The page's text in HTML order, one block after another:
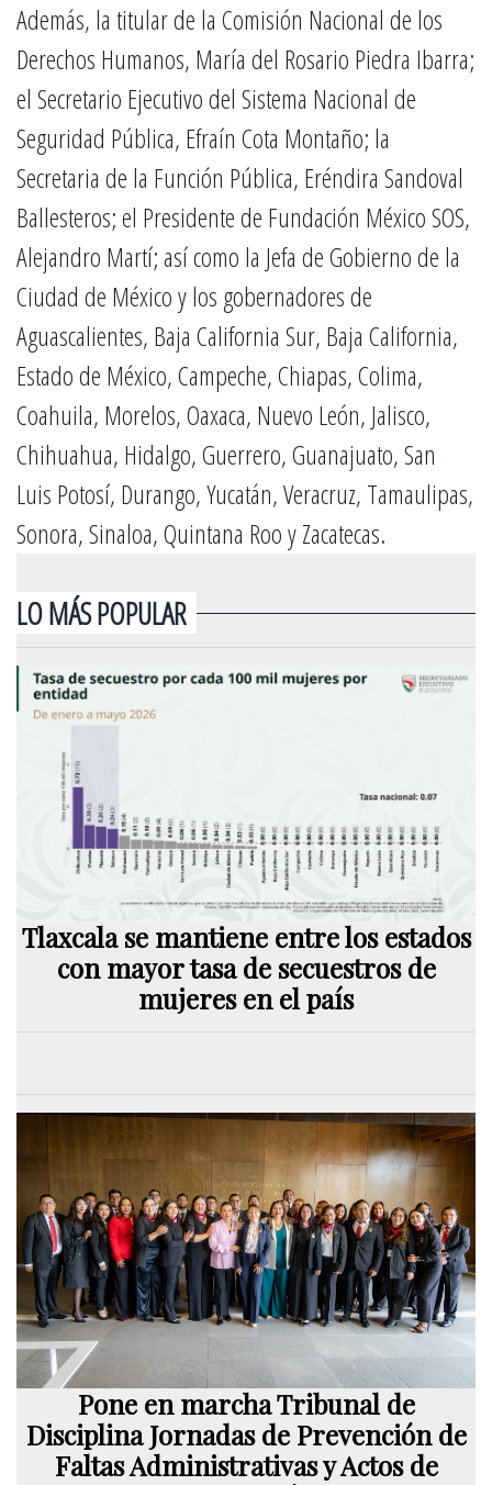
Además, la titular de la Comisión Nacional de los
Derechos Humanos, María del Rosario Piedra Ibarra;
el Secretario Ejecutivo del Sistema Nacional de
Seguridad Pública, Efraín Cota Montaño; la
Secretaria de la Función Pública, Eréndira Sandoval
Ballesteros; el Presidente de Fundación México SOS,
Alejandro Martí; así como la Jefa de Gobierno de la
Ciudad de México y los gobernadores de
Aguascalientes, Baja California Sur, Baja California,
Estado de México, Campeche, Chiapas, Colima,
Coahuila, Morelos, Oaxaca, Nuevo León, Jalisco,
Chihuahua, Hidalgo, Guerrero, Guanajuato, San
Luis Potosí, Durango, Yucatán, Veracruz, Tamaulipas,
Sonora, Sinaloa, Quintana Roo y Zacatecas.
LO MÁS POPULAR
Tlaxcala se mantiene entre los estados
con mayor tasa de secuestros de
mujeres en el país
Pone en marcha Tribunal de
Disciplina Jornadas de Prevención de
Faltas Administrativas y Actos de